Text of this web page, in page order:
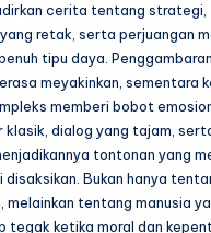
cerita tentang strategi,
retak, serta perjuangan
tipu daya.
meyakinkan, sementara
memberi bobot
dialog yang tajam,
tontonan yang
Bukan hanya
melainkan tentang manusia
tegak ketika moral dan